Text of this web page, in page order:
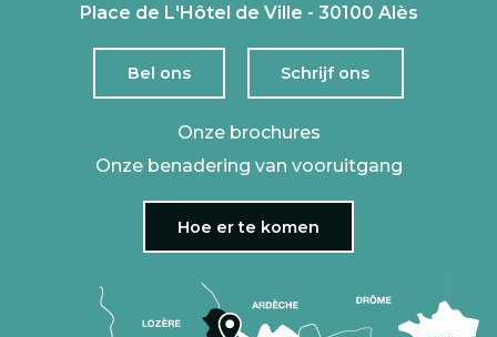
Place de L'Hôtel de Ville - 30100 Alès
Bel ons Schrijf ons
Onze brochures
Onze benadering van vooruitgang
Hoe er te komen